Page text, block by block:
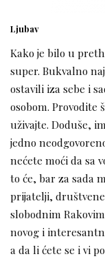
Ljubav
Kako je bilo u
super. Bukvalno
ostavili iza sebe i
osobom. Provodite
uživajte. Doduše,
jedno
nećete moći da sa
to će, bar za sada
prijatelji, društvene
slobodnim
novog i
a da li ćete se i vi